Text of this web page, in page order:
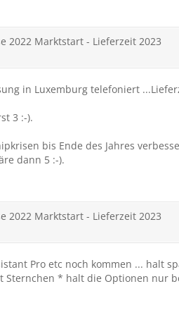
2022 Marktstart - Lieferzeit 2023
in Luxemburg telefoniert
3 :-).
bis Ende des Jahres
dann 5 :-).
2022 Marktstart - Lieferzeit 2023
Pro etc noch kommen ... halt
* halt die Optionen nur